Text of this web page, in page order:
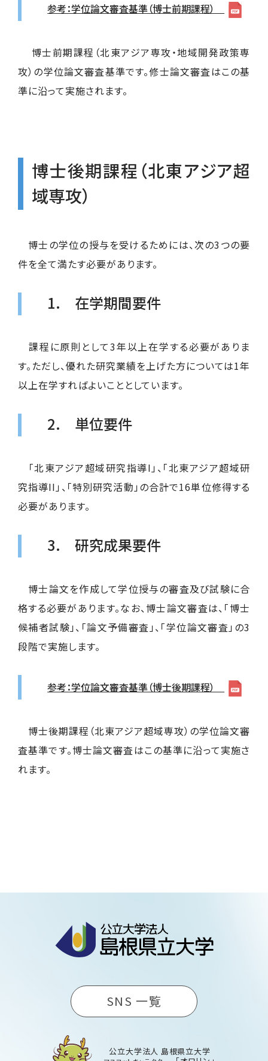
参考：学位論文審査基準（博士前期課程）
博士前期課程（北東アジア専攻・地域開発政策専
攻）の学位論文審査基準です。修士論文審査はこの基
準に沿って実施されます。
博士後期課程（北東アジア超
域専攻）
博士の学位の授与を受けるためには、次の3つの要
件を全て満たす必要があります。
1. 在学期間要件
課程に原則として3年以上在学する必要がありま
す。ただし、優れた研究業績を上げた方については1年
以上在学すればよいこととしています。
2. 単位要件
「北東アジア超域研究指導I」、「北東アジア超域研
究指導II」、「特別研究活動」の合計で16単位修得する
必要があります。
3. 研究成果要件
博士論文を作成して学位授与の審査及び試験に合
格する必要があります。なお、博士論文審査は、「博士
候補者試験」、「論文予備審査」、「学位論文審査」の3
段階で実施します。
参考：学位論文審査基準（博士後期課程）
博士後期課程（北東アジア超域専攻）の学位論文審
査基準です。博士論文審査はこの基準に沿って実施さ
れます。
SNS 一覧
公立大学法人 島根県立大学